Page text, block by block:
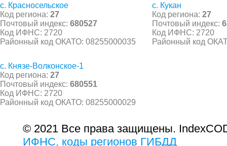
с. Красносельское
Код региона: 27
Почтовый индекс: 680527
Код ИФНС: 2720
Районный код ОКАТО: 08255000035
с. Кукан
Код региона: 27
Почтовый индекс:
Код ИФНС: 2720
Районный код
с. Князе-Волконское-1
Код региона: 27
Почтовый индекс: 680551
Код ИФНС: 2720
Районный код ОКАТО: 08255000029
© 2021 Все права защищены.
ИФНС, коды регионов ГИБДД